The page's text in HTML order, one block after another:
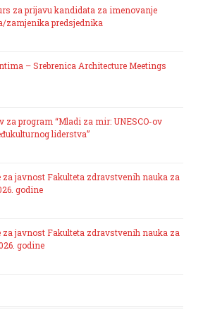
za prijavu kandidata za imenovanje
zamjenika predsjednika
– Srebrenica Architecture Meetings
za program “Mladi za mir: UNESCO-ov
liderstva”
za javnost Fakulteta zdravstvenih nauka za
godine
za javnost Fakulteta zdravstvenih nauka za
godine